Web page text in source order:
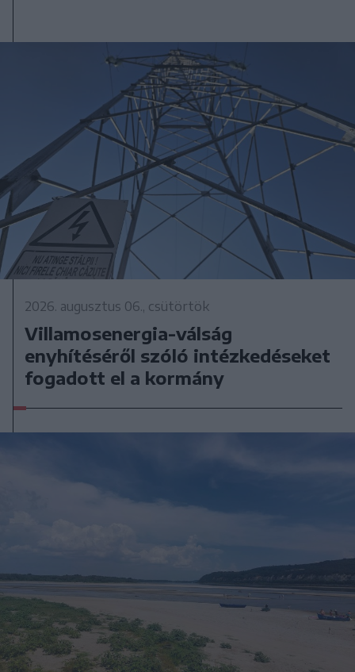
2026. augusztus 06., csütörtök
Villamosenergia-válság
enyhítéséről szóló intézkedéseket
fogadott el a kormány